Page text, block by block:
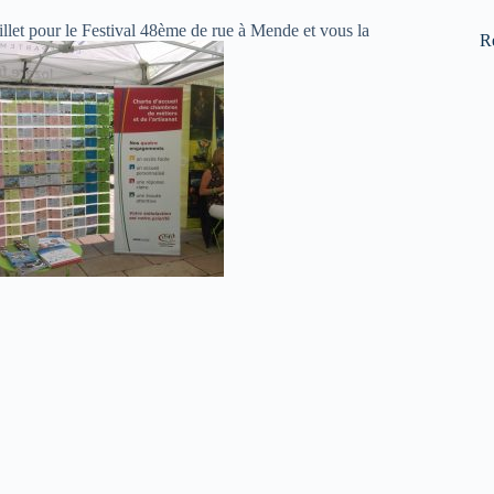
pour le Festival 48ème de rue à Mende et vous la